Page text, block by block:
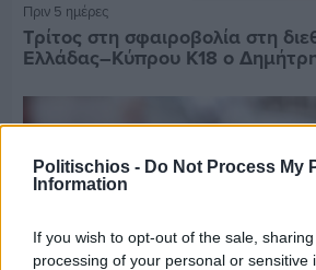
Politischios - Do Not Process My
Information
If you wish to opt-out of the sale,
processing of your personal or sensitive
Πριν 5 ημέρες
Τρίτος στη σφαιροβολία στη
Ελλάδας–Κύπρου Κ18 ο